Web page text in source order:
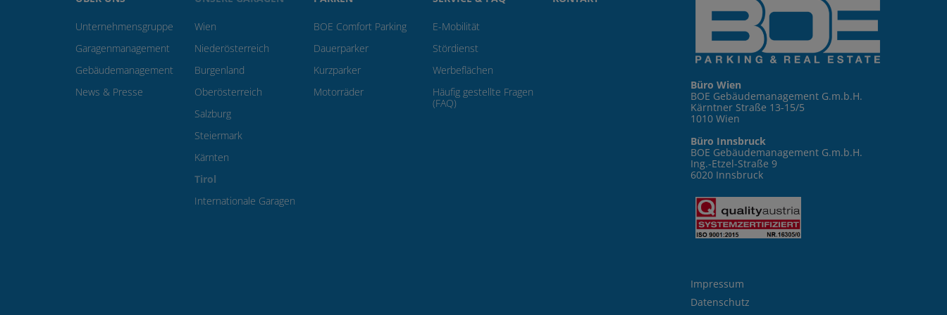
Unternehmensgruppe
Garagenmanagement
Gebäudemanagement
News & Presse
Wien
Niederösterreich
Burgenland
Oberösterreich
Salzburg
Steiermark
Kärnten
Tirol
Internationale Garagen
BOE Comfort Parking
Dauerparker
Kurzparker
Motorräder
E-Mobilität
Stördienst
Werbeflächen
Häufig gestellte Fragen
(FAQ)
Büro Wien
BOE Gebäudemanagement G.m.b.H.
Kärntner Straße 13-15/5
1010 Wien
Büro Innsbruck
BOE Gebäudemanagement G.m.b.H.
Ing.-Etzel-Straße 9
6020 Innsbruck
Impressum
Datenschutz